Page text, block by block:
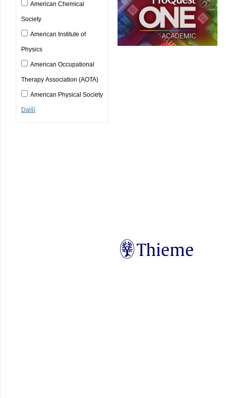
American Chemical
Society
American Institute of
Physics
American Occupational
Therapy Association (AOTA)
American Physical Society
Další